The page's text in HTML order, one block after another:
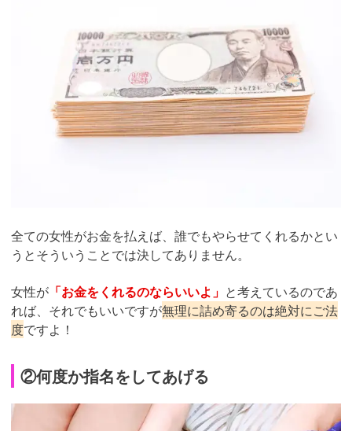
全ての女性がお金を払えば、誰でもやらせてくれるかとい
うとそういうことでは決してありません。
女性が 「お金をくれるのならいいよ」 と考えているのであ
れば、それでもいいですが無理に詰め寄るのは絶対にご法
度ですよ！
②何度か指名をしてあげる